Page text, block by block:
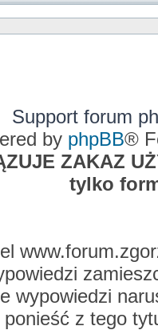
Support forum
by phpBB®
ZAKAZ
tylko
wypowiedzi
z tego